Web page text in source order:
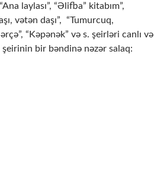
laylası”, “Əlifba” kitabım”,
vətən daşı”, “Tumurcuq,
“Kəpənək” və s. şeirləri canlı və
şeirinin bir bəndinə nəzər salaq: